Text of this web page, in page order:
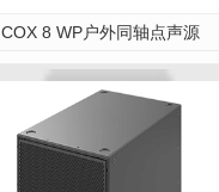
COX 8 WP户外同轴点声源